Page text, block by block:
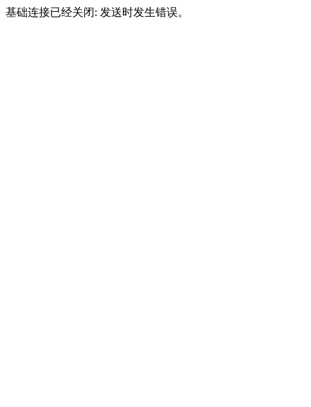
基础连接已经关闭: 发送时发生错误。